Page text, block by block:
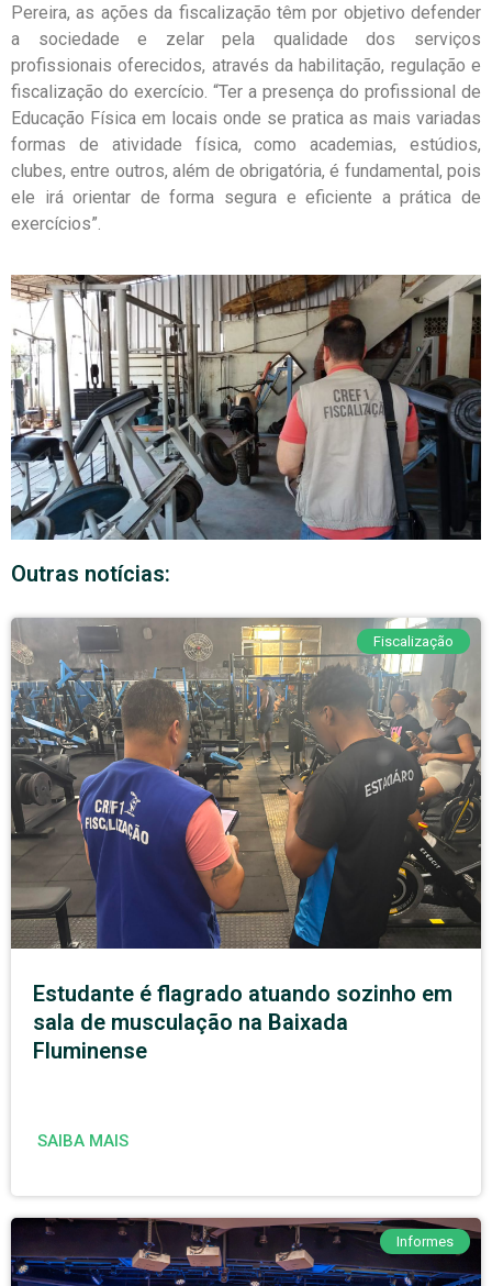
Pereira, as ações da fiscalização têm por objetivo defender
a sociedade e zelar pela qualidade dos serviços
profissionais oferecidos, através da habilitação, regulação e
fiscalização do exercício. “Ter a presença do profissional de
Educação Física em locais onde se pratica as mais variadas
formas de atividade física, como academias, estúdios,
clubes, entre outros, além de obrigatória, é fundamental, pois
ele irá orientar de forma segura e eficiente a prática de
exercícios”.
Outras notícias:
Fiscalização
Estudante é flagrado atuando sozinho em
sala de musculação na Baixada
Fluminense
SAIBA MAIS
Informes